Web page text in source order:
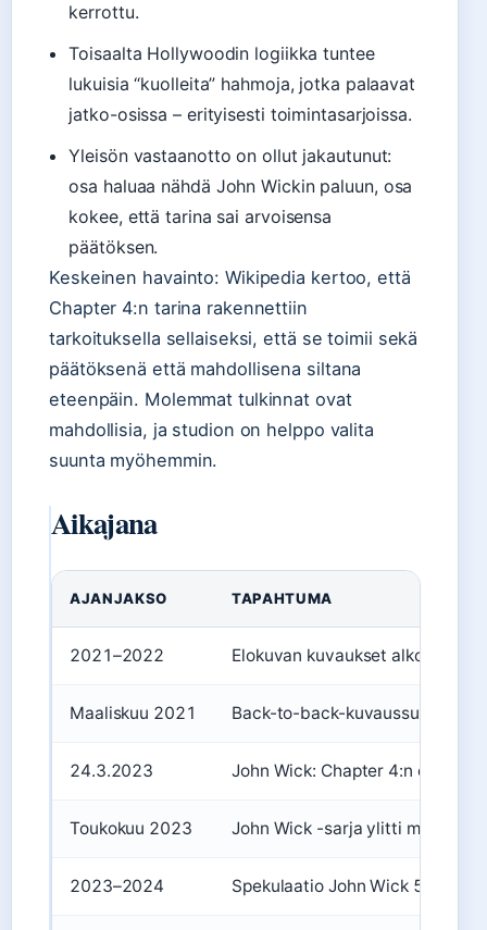
kerrottu.
Toisaalta Hollywoodin logiikka tuntee
lukuisia “kuolleita” hahmoja, jotka palaavat
jatko-osissa – erityisesti toimintasarjoissa.
Yleisön vastaanotto on ollut jakautunut:
osa haluaa nähdä John Wickin paluun, osa
kokee, että tarina sai arvoisensa
päätöksen.
Keskeinen havainto: Wikipedia kertoo, että
Chapter 4:n tarina rakennettiin
tarkoituksella sellaiseksi, että se toimii sekä
päätöksenä että mahdollisena siltana
eteenpäin. Molemmat tulkinnat ovat
mahdollisia, ja studion on helppo valita
suunta myöhemmin.
Aikajana
AJANJAKSO TAPAHTUMA
2021–2022 Elokuvan kuvaukset alkoivat ja
Maaliskuu 2021 Back-to-back-
24.3.2023 John Wick: Chapter 4:n ensi-ilta
Toukokuu 2023 John Wick -sarja ylitti miljardin
2023–2024 Spekulaatio John Wick 5:stä ja